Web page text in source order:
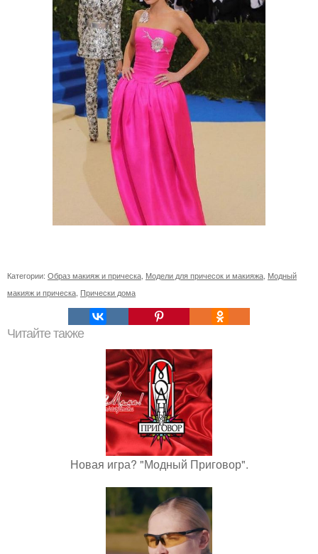
Категории: Образ макияж и прическа Модели для причесок и макияжа Модный
макияж и прическа Прически дома
Читайте также
Новая игра? "Модный Приговор".